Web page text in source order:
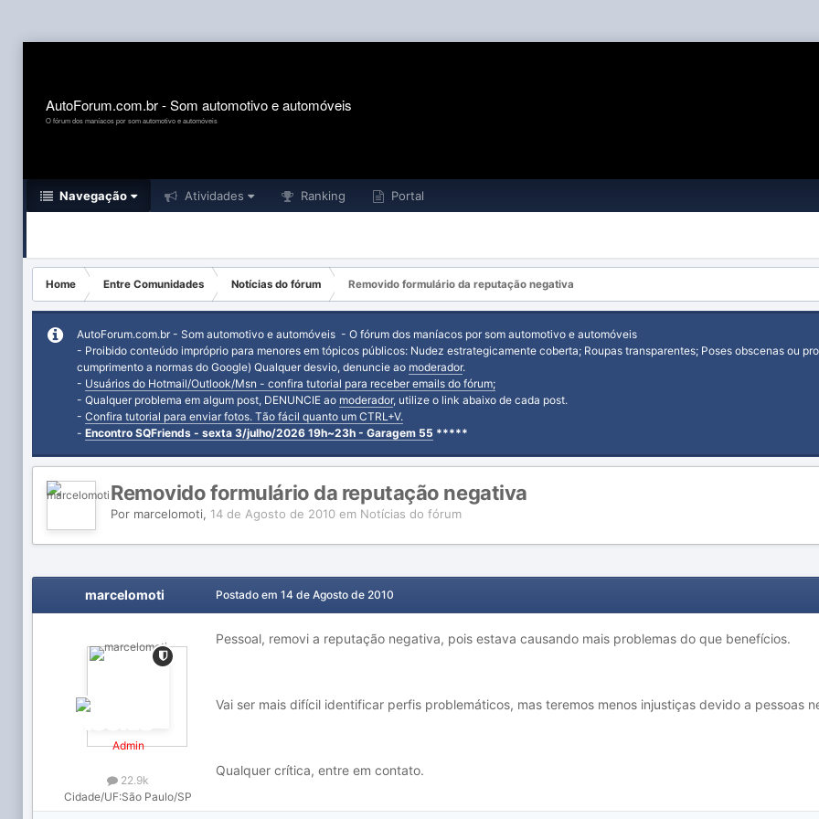
AutoForum.com.br - Som automotivo e automóveis
O fórum dos maníacos por som automotivo e automóveis
Navegação Atividades Ranking Portal
Home Entre Comunidades Notícias do fórum Removido formulário da reputação negativa
AutoForum.com.br - Som automotivo e automóveis - O fórum dos maníacos por som automotivo e automóveis
- Proibido conteúdo impróprio para menores em tópicos públicos: Nudez estrategicamente coberta; Roupas transparentes; Poses obscenas ou
cumprimento a normas do Google) Qualquer desvio, denuncie ao moderador.
- Usuários do Hotmail/Outlook/Msn - confira tutorial para receber emails do fórum;
- Qualquer problema em algum post, DENUNCIE ao moderador, utilize o link abaixo de cada post.
- Confira tutorial para enviar fotos. Tão fácil quanto um CTRL+V.
- Encontro SQFriends - sexta 3/julho/2026 19h~23h - Garagem 55 *****
Removido formulário da reputação negativa
Por marcelomoti, 14 de Agosto de 2010 em Notícias do fórum
marcelomoti
Admin
22.9k
Cidade/UF:São Paulo/SP
Postado em 14 de Agosto de 2010
Pessoal, removi a reputação negativa, pois estava causando mais problemas do que benefícios.
Vai ser mais difícil identificar perfis problemáticos, mas teremos menos injustiças devido a pessoas
Qualquer crítica, entre em contato.